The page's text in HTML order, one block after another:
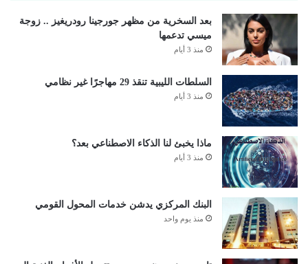
بعد السخرية من مظهر جورجينا رودريغيز .. زوجة
ميسي تدعمها
منذ 3 أيام
السلطات الليبية تنقذ 29 مهاجرًا غير نظامي
منذ 3 أيام
ماذا يخبئ لنا الذكاء الاصطناعي بعد؟
منذ 3 أيام
البنك المركزي يدشن خدمات المحول القومي
منذ يوم واحد